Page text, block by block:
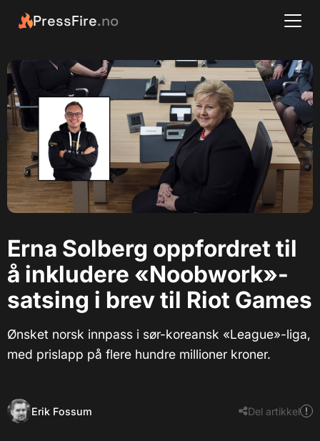
PressFire.no
Erna Solberg oppfordret til
å inkludere «Noobwork»-
satsing i brev til Riot Games
Ønsket norsk innpass i sør-koreansk «League»-liga,
med prislapp på flere hundre millioner kroner.
Erik Fossum Del artikkel